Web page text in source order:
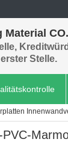
Stelle.